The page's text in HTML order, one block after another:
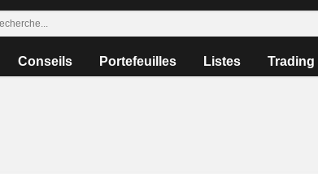
Conseils Portefeuilles Listes Trading